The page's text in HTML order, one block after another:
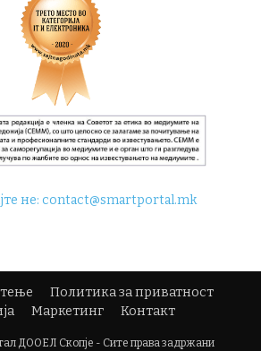
не:contact@smartportal.mk
Политика за приватност
Маркетинг Контакт
ДООЕЛ Скопје - Сите права задржани